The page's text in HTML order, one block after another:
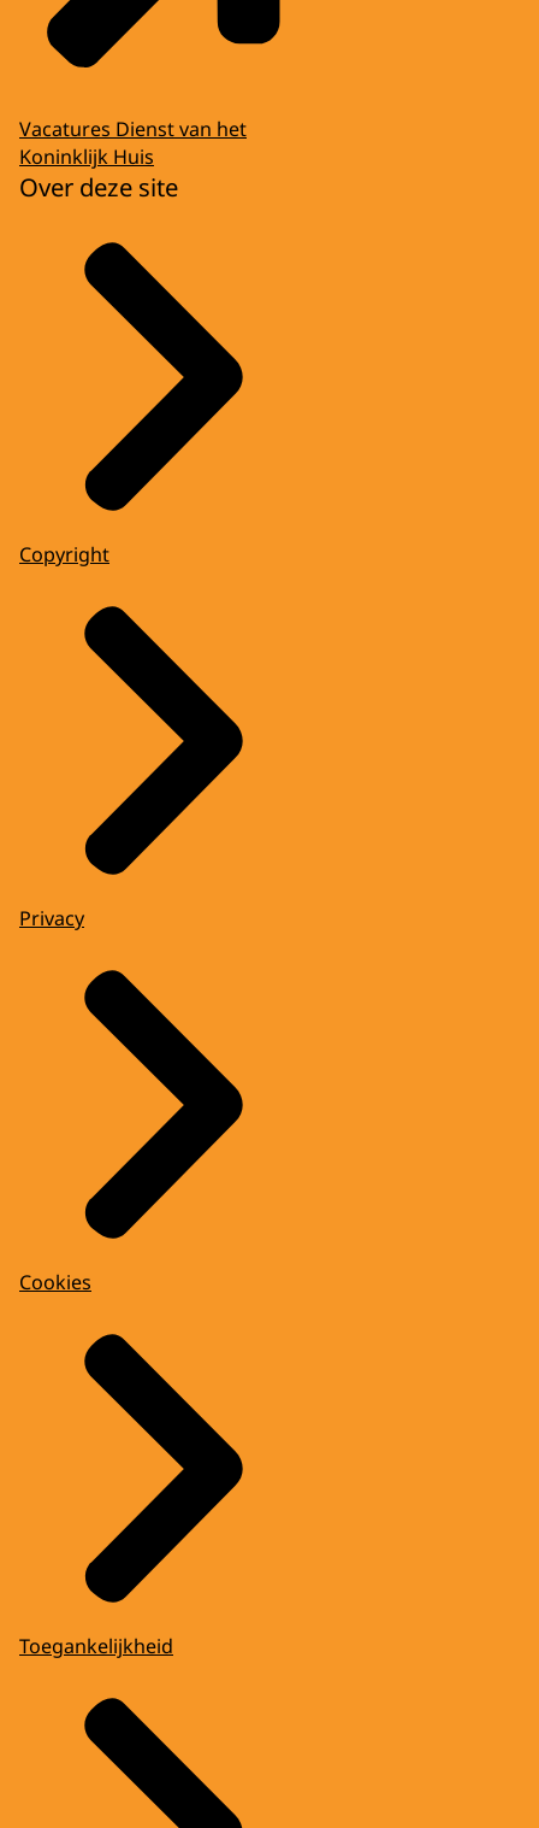
Vacatures Dienst van het
Koninklijk Huis
Over deze site
Copyright
Privacy
Cookies
Toegankelijkheid